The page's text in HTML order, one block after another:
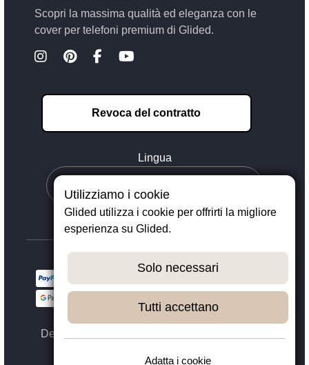
Scopri la massima qualità ed eleganza con le
cover per telefoni premium di Glided.
Revoca del contratto
Lingua
Designed with ❤️ in Dortmund - © 2023 - 2026,
Utilizziamo i cookie
Glided utilizza i cookie per offrirti la migliore
esperienza su Glided.
Solo necessari
Tutti accettano
Adatta i cookie